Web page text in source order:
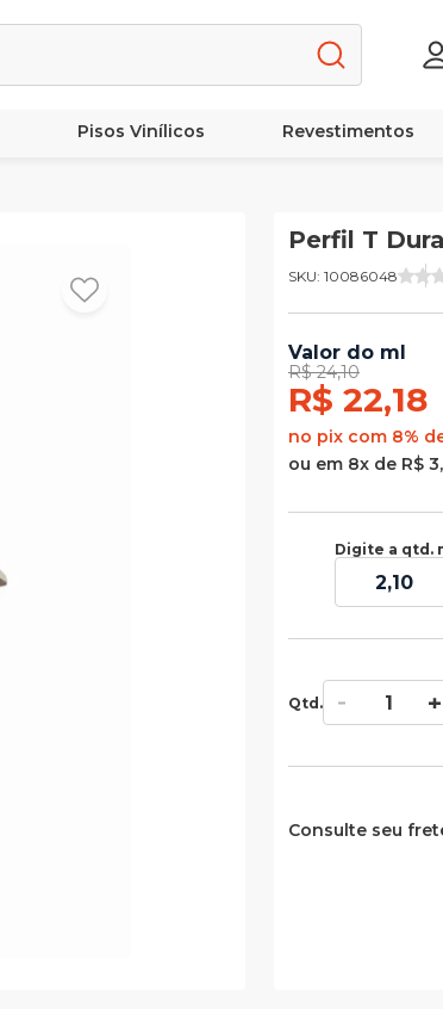
Pisos Vinílicos Revestimentos
Perfil T
SKU: 10086048
Valor do ml
R$ 24,10
R$ 22,18
no pix com 8%
ou em 8x de R$
Digite a qtd.
Qtd.
Consulte seu